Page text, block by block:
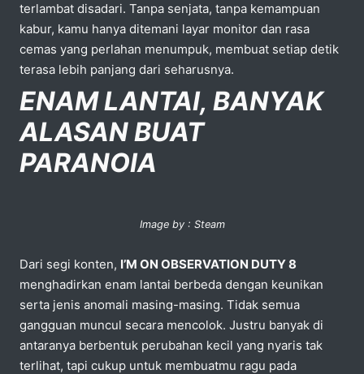
terlambat disadari. Tanpa senjata, tanpa kemampuan
kabur, kamu hanya ditemani layar monitor dan rasa
cemas yang perlahan menumpuk, membuat setiap detik
terasa lebih panjang dari seharusnya.
ENAM LANTAI, BANYAK
ALASAN BUAT
PARANOIA
Image by : Steam
Dari segi konten, I’M ON OBSERVATION DUTY 8
menghadirkan enam lantai berbeda dengan keunikan
serta jenis anomali masing-masing. Tidak semua
gangguan muncul secara mencolok. Justru banyak di
antaranya berbentuk perubahan kecil yang nyaris tak
terlihat, tapi cukup untuk membuatmu ragu pada